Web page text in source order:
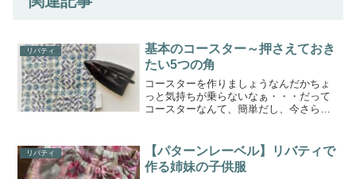
リバティ
基本のコースター～押さえておき
たい5つの角
コースターを作りましょうなんだかちょ
っと気持ちが乗らないなぁ・・・だって
コースターなんて、簡単だし、今さらな
っても使わない買った方が安上がり(百均
とか)もちろん...
リバティ
【パターンレーベル】リバティで
作る姉妹の子供服